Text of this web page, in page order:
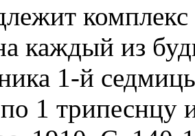
каждый из
1-й
по 1